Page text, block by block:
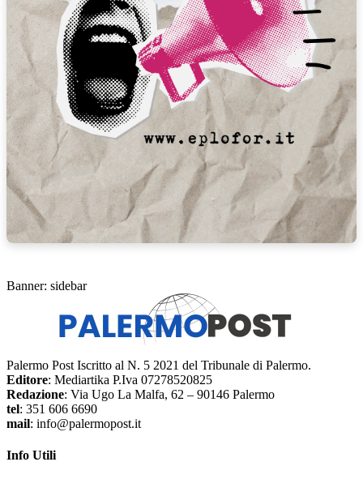
Banner: sidebar
Palermo Post Iscritto al N. 5 2021 del Tribunale di Palermo.
Editore: Mediartika P.Iva 07278520825
Redazione: Via Ugo La Malfa, 62 – 90146 Palermo
tel: 351 606 6690
mail: info@palermopost.it
Info Utili